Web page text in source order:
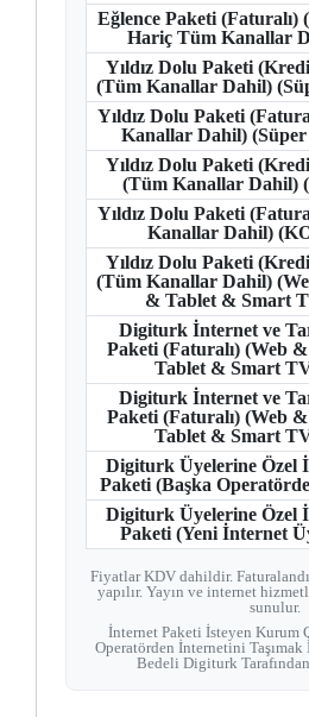
Eğlence Paketi (Faturalı)
Hariç Tüm Kanallar
Yıldız Dolu Paketi
(Tüm Kanallar Dahil)
Yıldız Dolu Paketi
Kanallar Dahil)
Yıldız Dolu Paketi
(Tüm Kanallar Dahil)
Yıldız Dolu Paketi
Kanallar Dahil)
Yıldız Dolu Paketi
(Tüm Kanallar Dahil)
& Tablet & Smart
Digiturk İnternet ve
Paketi (Faturalı) (Web
Tablet & Smart
Digiturk İnternet ve
Paketi (Faturalı) (Web
Tablet & Smart
Digiturk Üyelerine Özel
Paketi (Başka
Digiturk Üyelerine Özel
Paketi (Yeni İnternet
Fiyatlar KDV dahildir.
yapılır. Yayın ve internet
sunulur.
İnternet Paketi İsteyen Kurum
Operatörden İnternetini
Bedeli Digiturk Tarafından